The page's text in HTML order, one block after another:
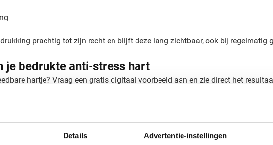
Details Advertentie-instellingen
prachtig tot zijn recht en blijft deze lang zichtbaar, ook bij regelmatig
je bedrukte anti-stress hart
hartje? Vraag een gratis digitaal voorbeeld aan en zie direct het
bedrukking en snelle levering. Neem contact op voor een offerte op maat